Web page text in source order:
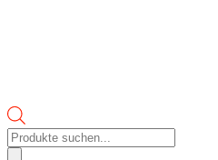
Products
search